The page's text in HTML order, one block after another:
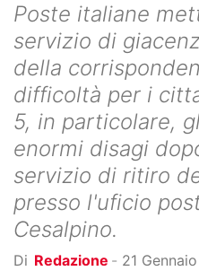
Poste italiane
servizio di
della
difficoltà per i
5, in particolare,
enormi disagi
servizio di ritiro
presso l'uficio
Cesalpino.
Di Redazione - 21